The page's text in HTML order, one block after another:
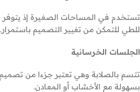
تستخدم في المساحات الصغيرة إذ يتوفر
للطي للتمكن من تغيير التصميم باستمرار.
الجلسات الخرسانية
تتسم بالصلابة وهي تعتبر جزءا من
بسهولة مع الأخشاب أو المعادن.